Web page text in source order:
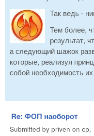
Так ведь -
Тем более,
результат,
а следующий шажок
которые, реализуя
собой необходимость
Re: ФОП наоборот
Submitted by priven on ср,